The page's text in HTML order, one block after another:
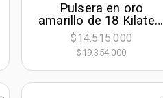
Pulsera en oro
amarillo de 18 Kilates,
19 cm. de largo, 9
mm. de ancho
$14.515.000
$19.354.000